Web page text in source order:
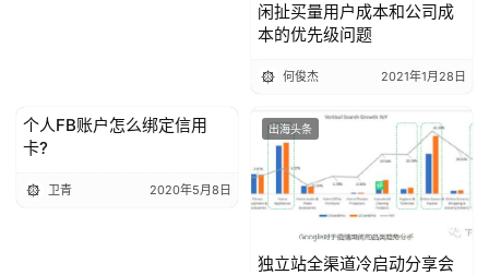
闲扯买量用户成本和公司成
本的优先级问题
何俊杰 2021年1月28日
出海头条
个人FB账户怎么绑定信用
卡?
卫青 2020年5月8日
出海头条
独立站全渠道冷启动分享会